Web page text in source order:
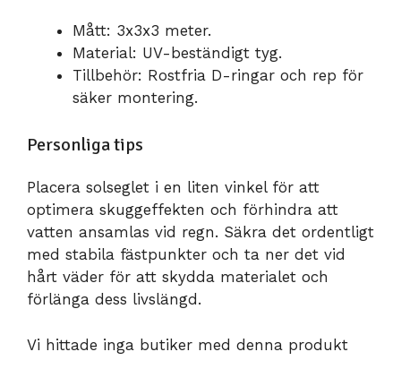
Mått: 3x3x3 meter.
Material: UV-beständigt tyg.
Tillbehör: Rostfria D-ringar och rep för
säker montering.
Personliga tips
Placera solseglet i en liten vinkel för att
optimera skuggeffekten och förhindra att
vatten ansamlas vid regn. Säkra det ordentligt
med stabila fästpunkter och ta ner det vid
hårt väder för att skydda materialet och
förlänga dess livslängd.
Vi hittade inga butiker med denna produkt